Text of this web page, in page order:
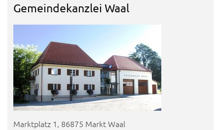
Gemeindekanzlei Waal
Marktplatz 1, 86875 Markt Waal